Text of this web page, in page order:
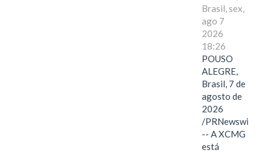
Brasil, sex,
ago 7
2026
18:26
POUSO
ALEGRE,
Brasil, 7 de
agosto de
2026
/PRNewswire/
-- A XCMG
está